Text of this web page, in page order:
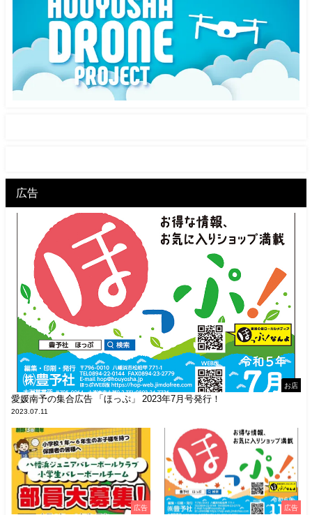
広告
お店
愛媛南予の集合広告 「ほっぷ」 2023年7月号発行！
2023.07.11
広告 広告